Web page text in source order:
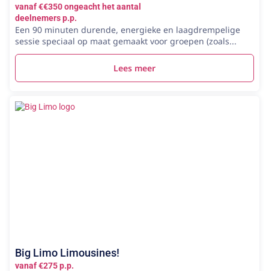
vanaf €€350 ongeacht het aantal
deelnemers p.p.
Een 90 minuten durende, energieke en laagdrempelige
sessie speciaal op maat gemaakt voor groepen (zoals...
Lees meer
Big Limo Limousines!
vanaf €275 p.p.